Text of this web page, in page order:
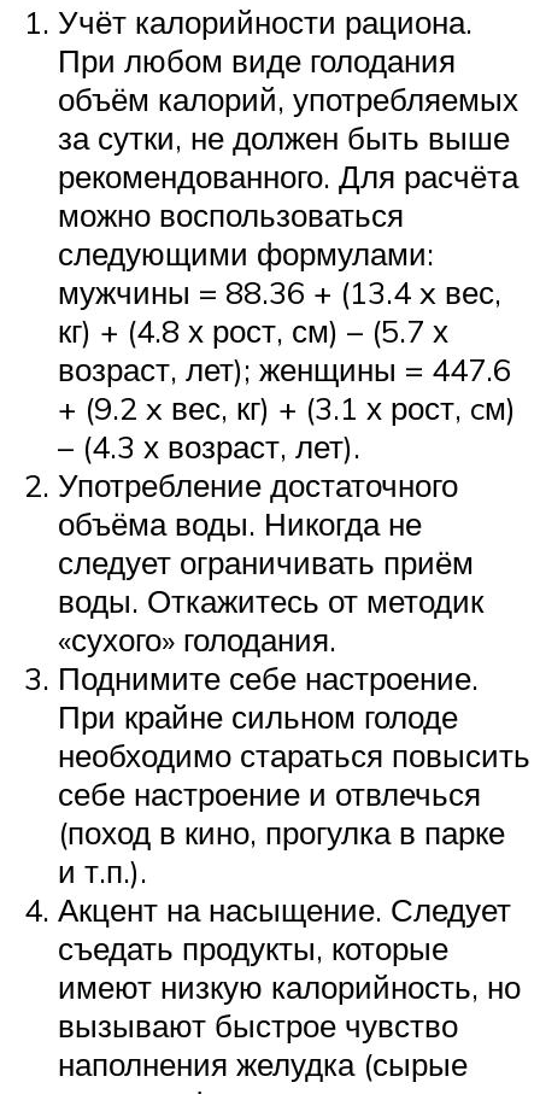
Учёт калорийности рациона.
При любом виде голодания
объём калорий, употребляемых
за сутки, не должен быть выше
рекомендованного. Для расчёта
можно воспользоваться
следующими формулами:
мужчины = 88.36 + (13.4 x вес,
кг) + (4.8 х рост, см) – (5.7 х
возраст, лет); женщины = 447.6
+ (9.2 x вес, кг) + (3.1 х рост, cм)
– (4.3 х возраст, лет).
Употребление достаточного
объёма воды. Никогда не
следует ограничивать приём
воды. Откажитесь от методик
«сухого» голодания.
Поднимите себе настроение.
При крайне сильном голоде
необходимо стараться повысить
себе настроение и отвлечься
(поход в кино, прогулка в парке
и т.п.).
Акцент на насыщение. Следует
съедать продукты, которые
имеют низкую калорийность, но
вызывают быстрое чувство
наполнения желудка (сырые